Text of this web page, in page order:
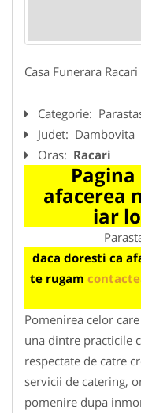
Casa Funerara Racari
Categorie:
Judet: Dambovita
Oras: Racari
afacerea
iar
daca doresti ca
te rugam
Pomenirea celor
una dintre practicile
respectate de catre
servicii de catering,
pomenire dupa